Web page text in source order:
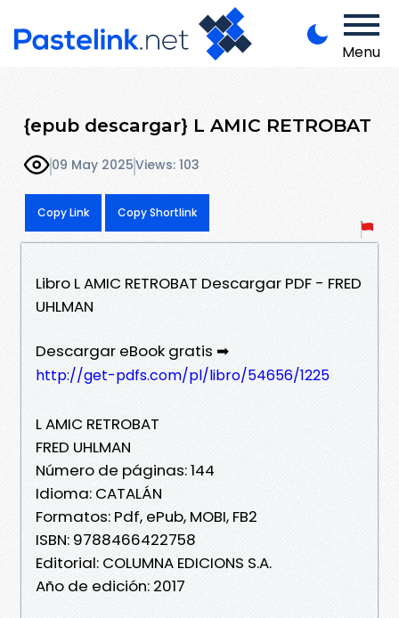
Menu
{epub descargar} L AMIC RETROBAT
09 May 2025Views: 103
Copy Link Copy Shortlink
Libro L AMIC RETROBAT Descargar PDF - FRED
UHLMAN
Descargar eBook gratis ➡
http://get-pdfs.com/pl/libro/54656/1225
L AMIC RETROBAT
FRED UHLMAN
Número de páginas: 144
Idioma: CATALÁN
Formatos: Pdf, ePub, MOBI, FB2
ISBN: 9788466422758
Editorial: COLUMNA EDICIONS S.A.
Año de edición: 2017